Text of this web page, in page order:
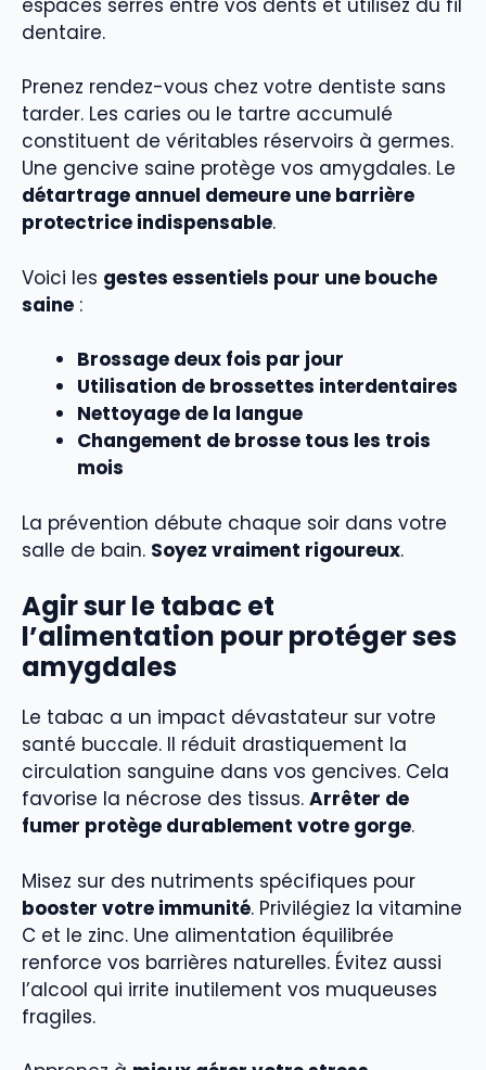
espaces serrés entre vos dents et utilisez du fil
dentaire.
Prenez rendez-vous chez votre dentiste sans
tarder. Les caries ou le tartre accumulé
constituent de véritables réservoirs à germes.
Une gencive saine protège vos amygdales. Le
détartrage annuel demeure une barrière
protectrice indispensable.
Voici les gestes essentiels pour une bouche
saine :
Brossage deux fois par jour
Utilisation de brossettes interdentaires
Nettoyage de la langue
Changement de brosse tous les trois
mois
La prévention débute chaque soir dans votre
salle de bain. Soyez vraiment rigoureux.
Agir sur le tabac et
l’alimentation pour protéger ses
amygdales
Le tabac a un impact dévastateur sur votre
santé buccale. Il réduit drastiquement la
circulation sanguine dans vos gencives. Cela
favorise la nécrose des tissus. Arrêter de
fumer protège durablement votre gorge.
Misez sur des nutriments spécifiques pour
booster votre immunité. Privilégiez la vitamine
C et le zinc. Une alimentation équilibrée
renforce vos barrières naturelles. Évitez aussi
l’alcool qui irrite inutilement vos muqueuses
fragiles.